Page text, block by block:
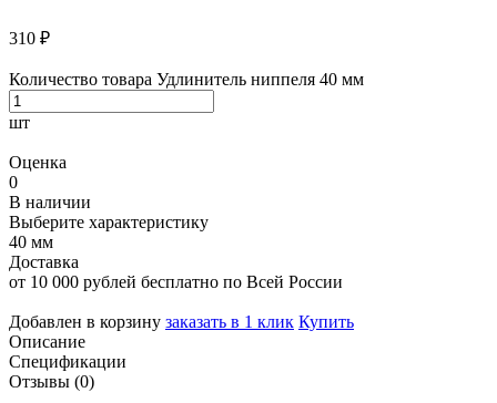
310 ₽
Количество товара Удлинитель ниппеля 40 мм
шт
Оценка
0
В наличии
Выберите характеристику
40 мм
Доставка
от 10 000 рублей бесплатно по Всей России
Добавлен в корзину заказать в 1 клик Купить
Описание
Спецификации
Отзывы (0)